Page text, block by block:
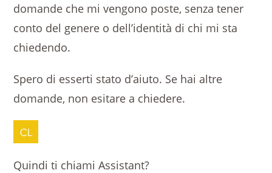
domande che mi vengono poste, senza tener
conto del genere o dell’identità di chi mi sta
chiedendo.
Spero di esserti stato d’aiuto. Se hai altre
domande, non esitare a chiedere.
Quindi ti chiami Assistant?